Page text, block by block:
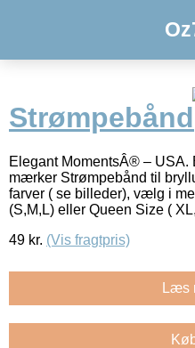
Strømpebånd
Elegant MomentsÂ® – USA.
mærker Strømpebånd til
farver ( se billeder), vælg i
(S,M,L) eller Queen Size (
49 kr. (Vis fragtpris)
Læs